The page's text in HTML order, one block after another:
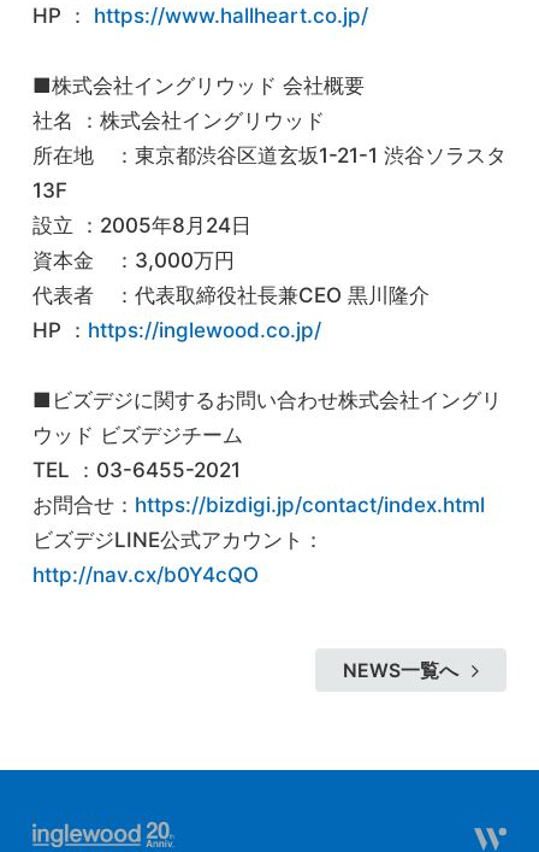
HP ： https://www.hallheart.co.jp/
■株式会社イングリウッド 会社概要
社名 ：株式会社イングリウッド
所在地 ：東京都渋谷区道玄坂1-21-1 渋谷ソラスタ
13F
設立 ：2005年8月24日
資本金 ：3,000万円
代表者 ：代表取締役社長兼CEO 黒川隆介
HP ： https://inglewood.co.jp/
■ビズデジに関するお問い合わせ株式会社イングリ
ウッド ビズデジチーム
TEL ：03-6455-2021
お問合せ： https://bizdigi.jp/contact/index.html
ビズデジLINE公式アカウント：
http://nav.cx/b0Y4cQO
NEWS一覧へ